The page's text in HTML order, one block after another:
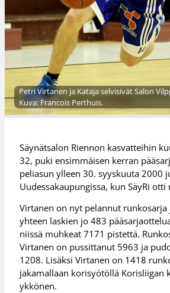
Petri Virtanen ja Kataja selvisivät Salon
Kuva: Francois Perthuis.
Säynätsalon Riennon kasvatteihin
32, puki ensimmäisen kerran
peliasun ylleen 30. syyskuuta 2000
Uudessakaupungissa, kun SäyRi
Virtanen on nyt pelannut
yhteen laskien jo 483
niissä muhkeat 7171 pistettä.
Virtanen on pussittanut 5963 ja
1208. Lisäksi Virtanen on 1418
jakamallaan korisyötöllä Korisliigan
ykkönen.